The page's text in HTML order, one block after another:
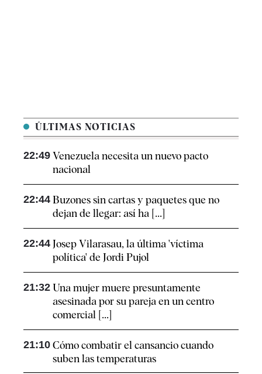
ÚLTIMAS NOTICIAS
22:49 Venezuela necesita un nuevo pacto
nacional
22:44 Buzones sin cartas y paquetes que no
dejan de llegar: así ha [...]
22:44 Josep Vilarasau, la última 'víctima
política' de Jordi Pujol
21:32 Una mujer muere presuntamente
asesinada por su pareja en un centro
comercial [...]
21:10 Cómo combatir el cansancio​ cuando
suben las temperaturas